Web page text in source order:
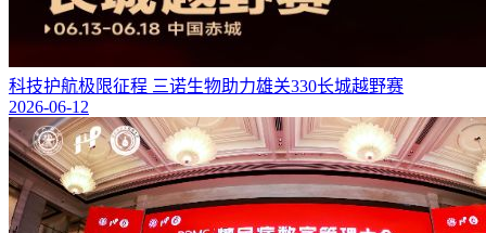
科技护航极限征程 三诺生物助力雄关330长城越野赛
2026-06-12